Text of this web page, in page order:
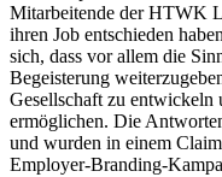
Mitarbeitende der HTWK
ihren Job entschieden
sich, dass vor allem die
Begeisterung
Gesellschaft zu
ermöglichen. Die
und wurden in einem
Employer-Branding-